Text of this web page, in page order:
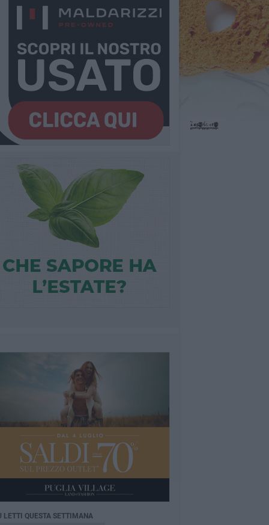
LETTI QUESTA SETTIMANA